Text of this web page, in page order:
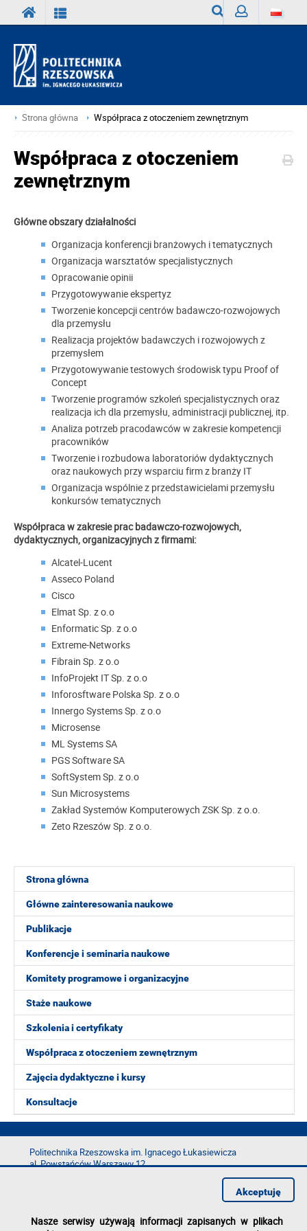
Strona główna Współpraca z otoczeniem zewnętrznym
Strona główna
Główne zainteresowania naukowe
Publikacje
Konferencje i seminaria naukowe
Komitety programowe i organizacyjne
Staże naukowe
Szkolenia i certyfikaty
Współpraca z otoczeniem zewnętrznym
Zajęcia dydaktyczne i kursy
Konsultacje
Współpraca z otoczeniem
zewnętrznym
Główne obszary działalności
Organizacja konferencji branżowych i tematycznych
Organizacja warsztatów specjalistycznych
Opracowanie opinii
Przygotowywanie ekspertyz
Tworzenie koncepcji centrów badawczo-rozwojowych
dla przemysłu
Realizacja projektów badawczych i rozwojowych z
przemysłem
Przygotowywanie testowych środowisk typu Proof of
Concept
Tworzenie programów szkoleń specjalistycznych oraz
realizacja ich dla przemysłu, administracji publicznej, itp.
Analiza potrzeb pracodawców w zakresie kompetencji
pracowników
Tworzenie i rozbudowa laboratoriów dydaktycznych
oraz naukowych przy wsparciu firm z branży IT
Organizacja wspólnie z przedstawicielami przemysłu
konkursów tematycznych
Współpraca w zakresie prac badawczo-rozwojowych,
dydaktycznych, organizacyjnych z firmami:
Alcatel-Lucent
Asseco Poland
Cisco
Elmat Sp. z o.o
Enformatic Sp. z o.o
Extreme-Networks
Fibrain Sp. z o.o
InfoProjekt ITSp. z o.o
Inforosftware Polska Sp. z o.o
Innergo SystemsSp. z o.o
Microsense
ML Systems SA
PGS Software SA
SoftSystemSp. z o.o
Sun Microsystems
Zakład Systemów Komputerowych ZSK Sp. z o.o.
Zeto Rzeszów Sp. z o.o.
Politechnika Rzeszowska im. Ignacego Łukasiewicza
al. Powstańców Warszawy 12
e-mail:kancelaria@prz.edu.pl
Nasze serwisy używają informacji zapisanych w plikach
Akceptuję